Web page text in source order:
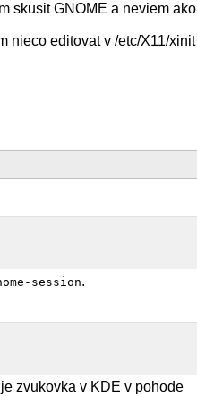
skusit GNOME a neviem ako
nieco editovat v /etc/X11/xinit
session.
zvukovka v KDE v pohode